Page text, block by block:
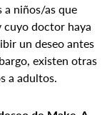
a niños/as que
cuyo doctor haya
un deseo antes
existen otras
a adultos.